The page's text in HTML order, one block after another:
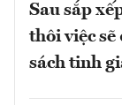
Sau sắp
thôi việc
sách tinh